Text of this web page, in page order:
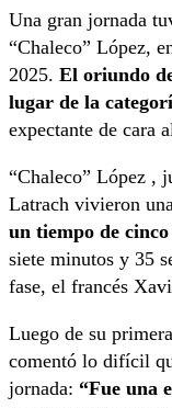
Una gran jornada
“Chaleco” López,
2025. El oriundo
lugar de la
expectante de cara
“Chaleco” López ,
Latrach vivieron
un tiempo de
siete minutos y 35
fase, el francés
Luego de su
comentó lo difícil
jornada: “Fue una